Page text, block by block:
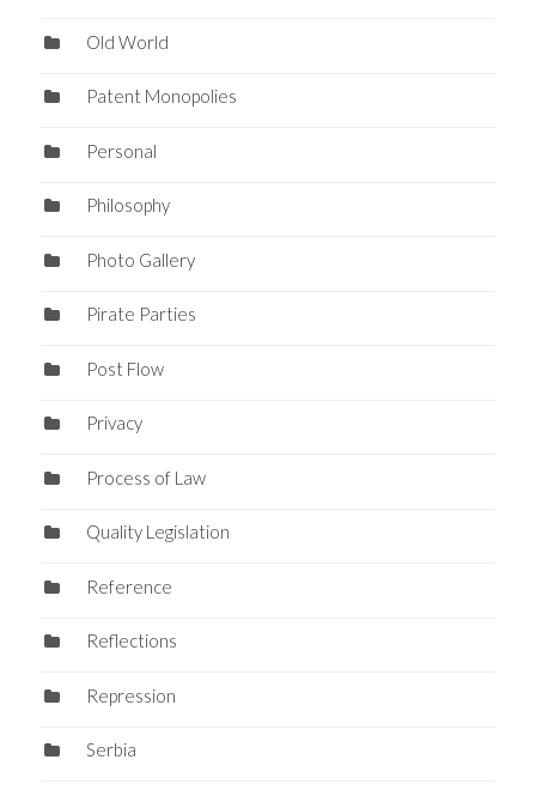
Old World
Patent Monopolies
Personal
Philosophy
Photo Gallery
Pirate Parties
Post Flow
Privacy
Process of Law
Quality Legislation
Reference
Reflections
Repression
Serbia